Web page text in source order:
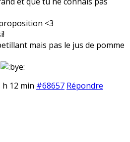
<3
mais pas le jus de pomme
h 12 min #68657 Répondre